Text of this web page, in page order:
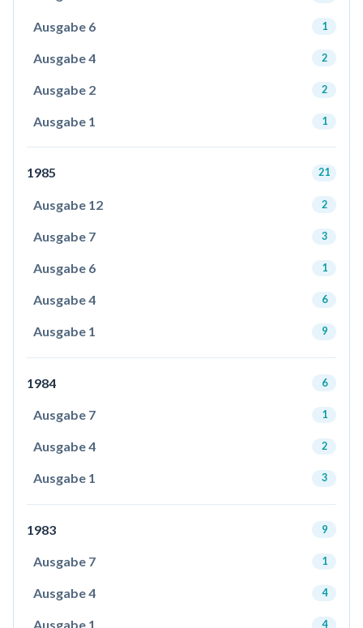
Ausgabe 6 1
Ausgabe 4 2
Ausgabe 2 2
Ausgabe 1 1
1985 21
Ausgabe 12 2
Ausgabe 7 3
Ausgabe 6 1
Ausgabe 4 6
Ausgabe 1 9
1984 6
Ausgabe 7 1
Ausgabe 4 2
Ausgabe 1 3
1983 9
Ausgabe 7 1
Ausgabe 4 4
Ausgabe 1 4